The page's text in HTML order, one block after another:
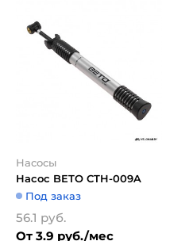
Насосы
Насос BETO CTH-009A
Под заказ
56.1 руб.
От 3.9 руб./мес